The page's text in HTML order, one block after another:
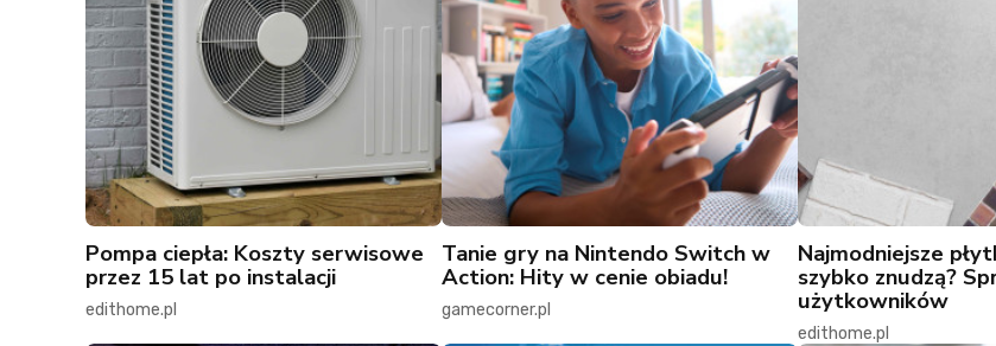
Pompa ciepła: Koszty serwisowe
przez 15 lat po instalacji
edithome.pl
Tanie gry na Nintendo Switch w
Action: Hity w cenie obiadu!
gamecorner.pl
Najmodniejsze
szybko znudzą?
użytkowników
edithome.pl